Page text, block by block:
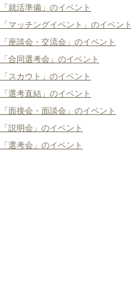
「就活準備」のイベント
「マッチングイベント」のイベント
「座談会・交流会」のイベント
「合同選考会」のイベント
「スカウト」のイベント
「選考直結」のイベント
「面接会・面談会」のイベント
「説明会」のイベント
「選考会」のイベント